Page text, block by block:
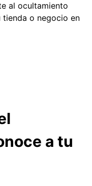
al ocultamiento
o negocio en
a tu